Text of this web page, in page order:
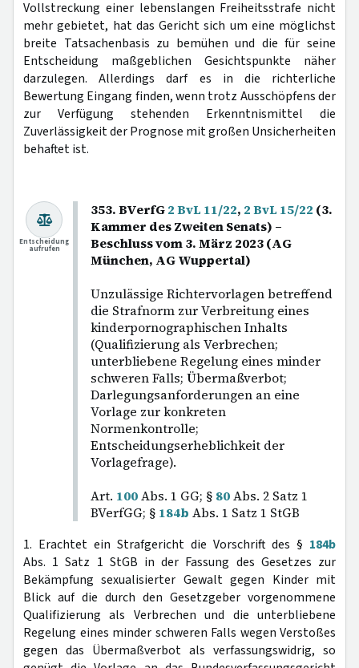
Vollstreckung einer lebenslangen Freiheitsstrafe nicht
mehr gebietet, hat das Gericht sich um eine möglichst
breite Tatsachenbasis zu bemühen und die für seine
Entscheidung maßgeblichen Gesichtspunkte näher
darzulegen. Allerdings darf es in die richterliche
Bewertung Eingang finden, wenn trotz Ausschöpfens der
zur Verfügung stehenden Erkenntnismittel die
Zuverlässigkeit der Prognose mit großen Unsicherheiten
behaftet ist.
353. BVerfG2 BvL 11/22, 2 BvL 15/22 (3.
Kammer des Zweiten Senats) –
Beschluss vom 3. März 2023 (AG
München, AG Wuppertal)
Unzulässige Richtervorlagen betreffend
die Strafnorm zur Verbreitung eines
kinderpornographischen Inhalts
(Qualifizierung als Verbrechen;
unterbliebene Regelung eines minder
schweren Falls; Übermaßverbot;
Darlegungsanforderungen an eine
Vorlage zur konkreten
Normenkontrolle;
Entscheidungserheblichkeit der
Vorlagefrage).
Art. 100Abs. 1 GG; § 80Abs. 2 Satz 1
BVerfGG; § 184b Abs. 1 Satz 1 StGB
Entscheidung
aufrufen
1. Erachtet ein Strafgericht die Vorschrift des § 184b
Abs. 1 Satz 1 StGB in der Fassung des Gesetzes zur
Bekämpfung sexualisierter Gewalt gegen Kinder mit
Blick auf die durch den Gesetzgeber vorgenommene
Qualifizierung als Verbrechen und die unterbliebene
Regelung eines minder schweren Falls wegen Verstoßes
gegen das Übermaßverbot als verfassungswidrig, so